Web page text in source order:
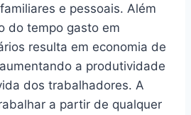
e pessoais. Além
do tempo gasto em
resulta em economia de
a produtividade
dos trabalhadores. A
a partir de qualquer